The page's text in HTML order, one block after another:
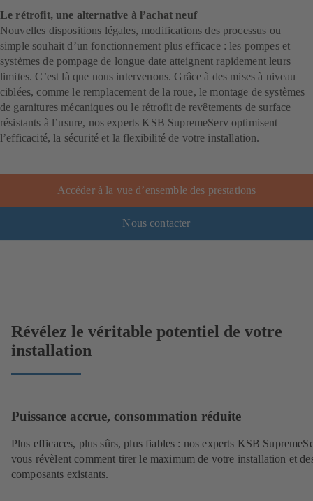
Le rétrofit, une alternative à l’achat neuf
Nouvelles dispositions légales, modifications des processus ou
simple souhait d’un fonctionnement plus efficace : les pompes et
systèmes de pompage de longue date atteignent rapidement leurs
limites. C’est là que nous intervenons. Grâce à des mises à niveau
ciblées, comme le remplacement de la roue, le montage de systèmes
de garnitures mécaniques ou le rétrofit de revêtements de surface
résistants à l’usure, nos experts KSB SupremeServ optimisent
l’efficacité, la sécurité et la flexibilité de votre installation.
Accéder à la vue d’ensemble des prestations
Nous contacter
Révélez le véritable potentiel de votre
installation
Puissance accrue, consommation réduite
Plus efficaces, plus sûrs, plus fiables : nos experts KSB
vous révèlent comment tirer le maximum de votre installation et
composants existants.